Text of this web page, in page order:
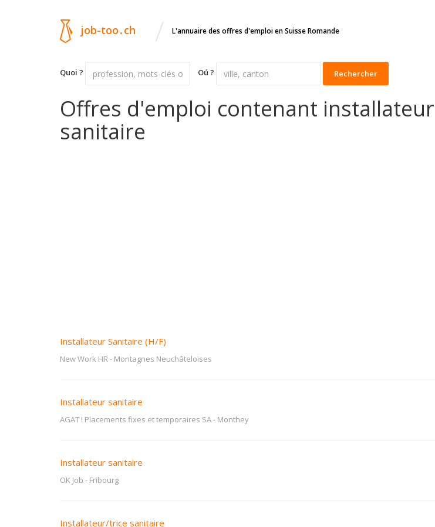
job-too.ch / L'annuaire des offres d'emploi en Suisse Romande
Quoi ? Oú ? Rechercher
Offres d'emploi contenant installateur
sanitaire
Installateur Sanitaire (H/F)
New Work HR- Montagnes Neuchâteloises
Installateur sanitaire
AGAT ! Placements fixes et temporaires SA- Monthey
Installateur sanitaire
OK Job - Fribourg
Installateur/trice sanitaire